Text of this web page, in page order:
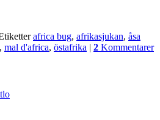
africa bug, afrikasjukan, åsa
, mal d'africa, östafrika | 2 Kommentarer